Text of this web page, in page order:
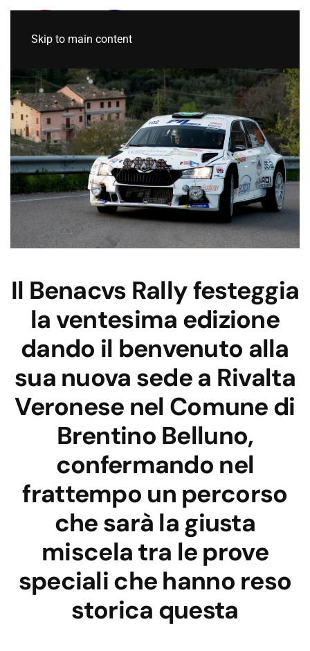
Skip to main content
Il Benacvs Rally festeggia
la ventesima edizione
dando il benvenuto alla
sua nuova sede a Rivalta
Veronese nel Comune di
Brentino Belluno,
confermando nel
frattempo un percorso
che sarà la giusta
miscela tra le prove
speciali che hanno reso
storica questa